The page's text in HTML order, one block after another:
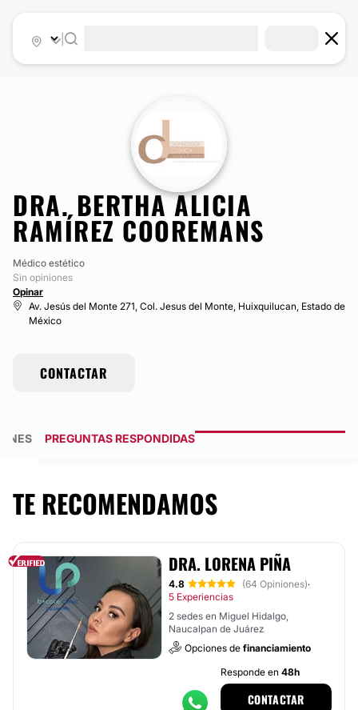
DRA. BERTHA ALICIA
RAMÍREZ COOREMANS
Médico estético
Sin opiniones
Opinar
Av. Jesús del Monte 271, Col. Jesus del Monte, Huixquilucan, Estado de
México
CONTACTAR
PREGUNTAS RESPONDIDAS
TE RECOMENDAMOS
DRA. LORENA PIÑA
4.8 (64 Opiniones)·
5 Experiencias
2 sedes en Miguel Hidalgo,
Naucalpan de Juárez
Opciones de financiamiento
Responde en 48h
CONTACTAR